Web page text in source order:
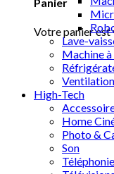
Votre panier est
Lave-
Machine
High-Tech
Home
Photo &
Son
Téléphonie